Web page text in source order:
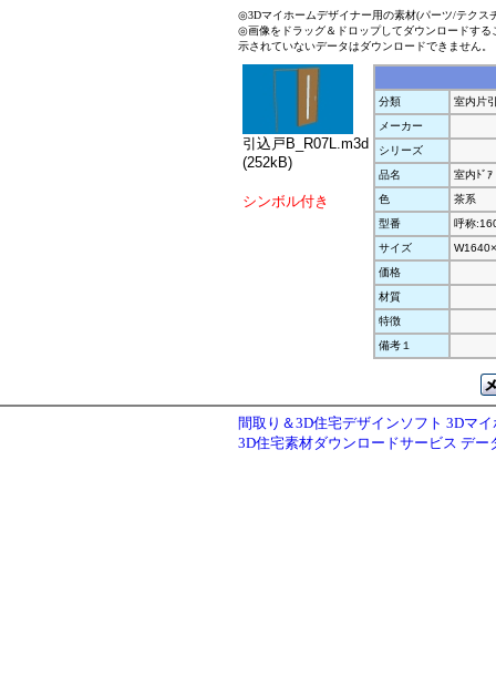
◎3Dマイホームデザイナー用の素材(パーツ/テクス
◎画像をドラッグ＆ドロップしてダウンロードす
示されていないデータはダウンロードできません。
引込戸B_R07L.m3d
(252kB)
シンボル付き
分類
室内片
メーカー
シリーズ
品名
室内ﾄﾞ
色
茶系
型番
呼称
サイズ
価格
材質
特徴
備考１
間取り＆3D住宅デザインソフト 3Dマ
3D住宅素材ダウンロードサービス デー